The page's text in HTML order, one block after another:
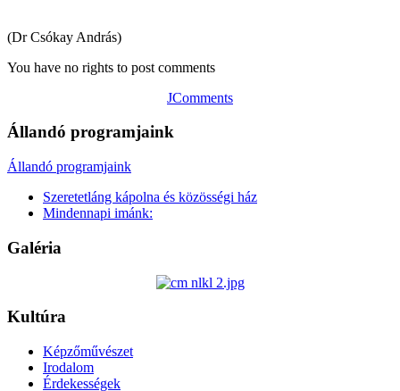
(Dr Csókay András)
You have no rights to post comments
JComments
Állandó programjaink
Állandó programjaink
Szeretetláng kápolna és közösségi ház
Mindennapi imánk:
Galéria
Kultúra
Képzőművészet
Irodalom
Érdekességek